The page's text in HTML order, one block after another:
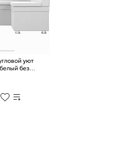
уют
без